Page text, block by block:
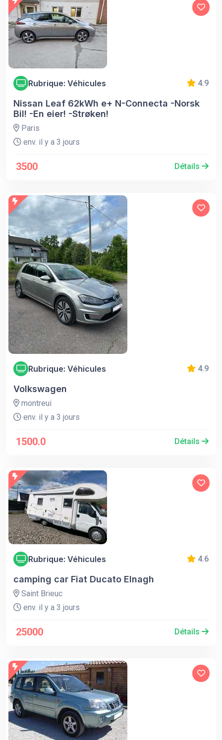
Rubrique: Véhicules 4.9
Nissan Leaf 62kWh e+ N-Connecta -Norsk
Bil! -En eier! -Strøken!
Paris
env. il y a 3 jours
3500 Détails
Rubrique: Véhicules 4.9
Volkswagen
montreui
env. il y a 3 jours
1500.0 Détails
Rubrique: Véhicules 4.6
camping car Fiat Ducato Elnagh
Saint Brieuc
env. il y a 3 jours
25000 Détails